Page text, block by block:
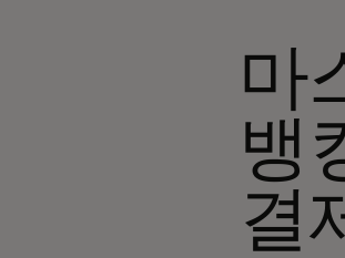
마
뱅
결